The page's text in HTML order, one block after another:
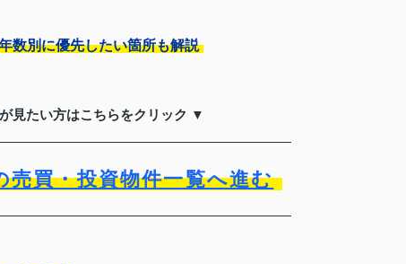
数別に優先したい箇所も解説
見たい方はこちらをクリック ▼
売買・投資物件一覧へ進む